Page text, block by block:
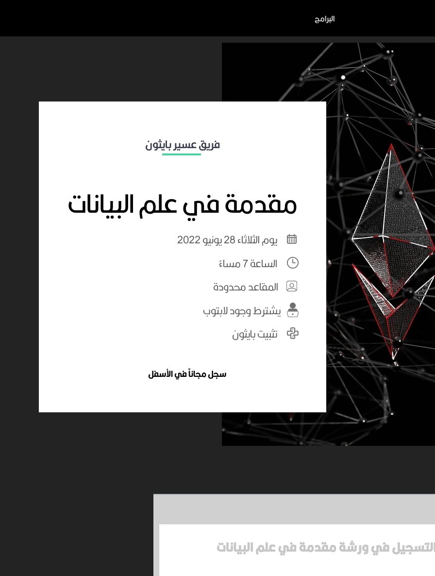
البرامج
فريق عسير بايثون
مقدمة في علم البيانات
يوم الثلاثاء 28 يونيو 2022
الساعة 7 مساءً
المقاعد محدودة
يشترط وجود لابتوب
تثبيت بايثون
سجل مجاناً في الأسفل
في ورشة مقدمة في علم البيانات
الاسم الثلاثي (عربي)